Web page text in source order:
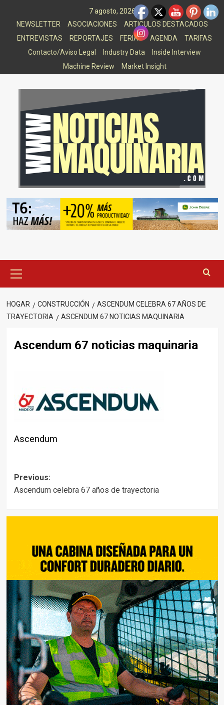
7 agosto, 2026
NEWSLETTER
ASOCIACIONES
ARTICULOS DESTACADOS
ENTREVISTAS
REPORTAJES FERIAS AGENDA
TARIFAS
Contacto/Aviso Legal
Industry Data
Inside Interview
Machine Review
Market Insight
principal
HOGAR CONSTRUCCIÓN
ASCENDUM CELEBRA 67 AÑOS DE
TRAYECTORIA
ASCENDUM 67 NOTICIAS MAQUINARIA
Ascendum 67 noticias maquinaria
Ascendum
Post
Previous:
Ascendum celebra 67 años de trayectoria